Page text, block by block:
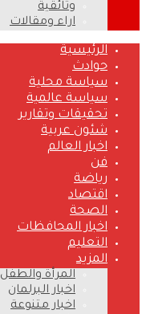
وثائقية
اراء ومقالات
الرئيسية
حوادث
سياسة محلية
سياسة عالمية
تحقيقات وتقارير
شئون عربية
اخبار العالم
فن
رياضة
اقتصاد
الصحة
اخبار المحافظات
التعليم
المزيد
المرأة والطفل
اخبار البرلمان
اخبار متنوعة